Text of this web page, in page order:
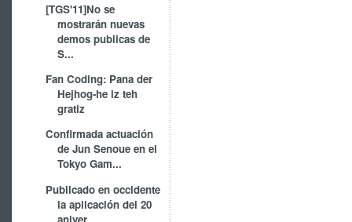
[TGS'11]No se
mostrarán nuevas
demos publicas de
S...
Fan Coding: Pana der
Hejhog-he iz teh
gratiz
Confirmada actuación
de Jun Senoue en el
Tokyo Gam...
Publicado en occidente
la aplicación del 20
aniver...